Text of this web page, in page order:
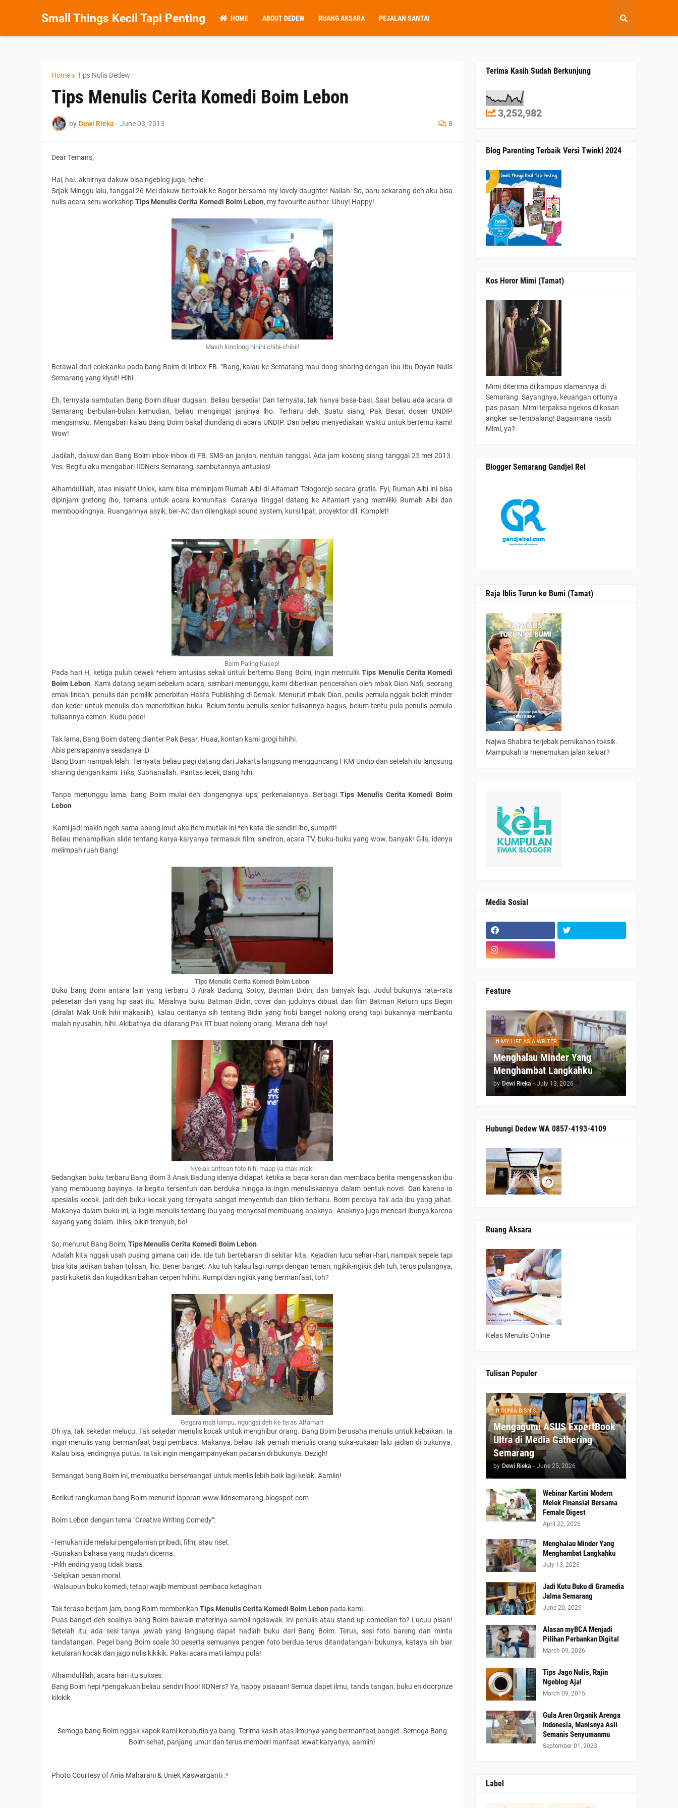
Small Things Kecil Tapi Penting HOME ABOUT DEDEW RUANG AKSARA PEJALAN SANTAI
Home Tips Nulis Dedew
Tips Menulis Cerita Komedi Boim Lebon
by Dewi Rieka - June 03, 2013 8
Dear Temans,
Hai, hai..akhirnya dakuw bisa ngeblog juga, hehe.
Sejak Minggu lalu, tanggal 26 Mei dakuw bertolak ke Bogor bersama my lovely daughter Nailah. So, baru sekarang deh aku bisa
nulis acara seru workshopTips Menulis Cerita Komedi Boim Lebon, my favourite author. Uhuy! Happy!
Masih kinclong hihihi chibi-chibii!
Berawal dari colekanku pada bang Boim di Inbox FB. "Bang, kalau ke Semarang mau dong sharing dengan Ibu-Ibu Doyan Nulis
Semarang yang kiyut! Hihi.
Eh, ternyata sambutan Bang Boim diluar dugaan. Beliau bersedia! Dan ternyata, tak hanya basa-basi. Saat beliau ada acara di
Semarang berbulan-bulan kemudian, beliau mengingat janjinya lho. Terharu deh. Suatu siang, Pak Besar, dosen UNDIP
mengsmsku. Mengabari kalau Bang Boim bakal diundang di acara UNDIP. Dan beliau menyediakan waktu untuk bertemu kami!
Wow!
Jadilah, dakuw dan Bang Boim inbox-inbox di FB. SMS-an janjian, nentuin tanggal. Ada jam kosong siang tanggal 25 mei 2013.
Yes. Begitu aku mengabari IIDNers Semarang, sambutannya antusias!
Alhamdulillah, atas inisiatif Uniek, kami bisa meminjam Rumah Albi di Alfamart Telogorejo secara gratis. Fyi, Rumah Albi ini bisa
dipinjam gretong lho, temans untuk acara komunitas. Caranya tinggal datang ke Alfamart yang memiliki Rumah Albi dan
membookingnya. Ruangannya asyik, ber-AC dan dilengkapi sound system, kursi lipat, proyektor dll. Komplet!
Boim Paling Kasep!
Pada hari H, ketiga puluh cewek *ehem antusias sekali untuk bertemu Bang Boim, ingin menculikTips Menulis Cerita Komedi
Boim Lebon. Kami datang sejam sebelum acara, sembari menunggu, kami diberikan pencerahan oleh mbak Dian Nafi, seorang
emak lincah, penulis dan pemilik penerbitan Hasfa Publishing di Demak. Menurut mbak Dian, peulis pemula nggak boleh minder
dan keder untuk menulis dan menerbitkan buku. Belum tentu penulis senior tulisannya bagus, belum tentu pula penulis pemula
tulisannya cemen. Kudu pede!
Tak lama, Bang Boim dateng dianter Pak Besar. Huaa, kontan kami grogi hihihi.
Abis persiapannya seadanya :D
Bang Boim nampak lelah. Ternyata beliau pagi datang dari Jakarta langsung mengguncang FKM Undip dan setelah itu langsung
sharing dengan kami. Hiks, Subhanallah. Pantas lecek, Bang hihi.
Tanpa menunggu lama, bang Boim mulai deh dongengnya ups, perkenalannya. BerbagiTips Menulis Cerita Komedi Boim
Lebon
Kami jadi makin ngeh sama abang imut aka item mutlak ini *eh kata die sendiri lho, sumprit!
Beliau menampilkan slide tentang karya-karyanya termasuk film, sinetron, acara TV, buku-buku yang wow, banyak! Gila, idenya
melimpah ruah Bang!
Tips Menulis Cerita Komedi Boim Lebon
Buku bang Boim antara lain yang terbaru 3 Anak Badung, Sotoy, Batman Bidin, dan banyak lagi. Judul bukunya rata-rata
pelesetan dari yang hip saat itu. Misalnya buku Batman Bidin, cover dan judulnya dibuat dari film Batman Return ups Begin
(diralat Mak Unik hihi makasiih), kalau ceritanya sih tentang Bidin yang hobi banget nolong orang tapi bukannya membantu
malah nyusahin, hihi. Akibatnya dia dilarang Pak RT buat nolong orang. Merana deh hay!
Nyelak antrean foto hihi maap ya mak-mak!
Sedangkan buku terbaru Bang Boim 3 Anak Badung idenya didapat ketika ia baca koran dan membaca berita mengenaskan ibu
yang membuang bayinya. Ia begitu tersentuh dan berduka hingga ia ingin menuliskannya dalam bentuk novel. Dan karena ia
spesialis kocak. jadi deh buku kocak yang ternyata sangat menyentuh dan bikin terharu. Boim percaya tak ada ibu yang jahat.
Makanya dalam buku ini, ia ingin menulis tentang ibu yang menyesal membuang anaknya. Anaknya juga mencari ibunya karena
sayang yang dalam. Ihiks, bikin trenyuh, bo!
So, menurut Bang Boim, Tips Menulis Cerita Komedi Boim Lebon
Adalah kita nggak usah pusing gimana cari ide. Ide tuh bertebaran di sekitar kita. Kejadian lucu sehari-hari, nampak sepele tapi
bisa kita jadikan bahan tulisan, lho. Bener banget. Aku tuh kalau lagi rumpi dengan teman, ngikik-ngikik deh tuh, terus pulangnya,
pasti kuketik dan kujadikan bahan cerpen hihihi. Rumpi dan ngikik yang bermanfaat, toh?
Gegara mati lampu, ngungsi deh ke teras Alfamart
Oh iya, tak sekedar melucu. Tak sekedar menulis kocak untuk menghibur orang. Bang Boim berusaha menulis untuk kebaikan. Ia
ingin menulis yang bermanfaat bagi pembaca. Makanya, beliau tak pernah menulis orang suka-sukaan lalu jadian di bukunya.
Kalau bisa, endingnya putus. Ia tak ingin mengampanyekan pacaran di bukunya. Dezigh!
Semangat bang Boim ini, membuatku bersemangat untuk menlis lebih baik lagi kelak. Aamiin!
Berikut rangkuman bang Boim menurut laporan www.iidnsemarang.blogspot.com
Boim Lebon dengan tema "Creative Writing Comedy":
-Temukan ide melalui pengalaman pribadi, film, atau riset.
-Gunakan bahasa yang mudah dicerna.
-Pilih ending yang tidak biasa.
-Selipkan pesan moral.
-Walaupun buku komedi, tetapi wajib membuat pembaca ketagihan
Tak terasa berjam-jam, bang Boim memberikan Tips Menulis Cerita Komedi Boim Lebon pada kami.
Puas banget deh soalnya bang Boim bawain materinya sambil ngelawak. Ini penulis atau stand up comedian to? Lucuu pisan!
Setelah itu, ada sesi tanya jawab yang langsung dapat hadiah buku dari Bang Boim. Terus, sesi foto bareng dan minta
tandatangan. Pegel bang Boim soale 30 peserta semuanya pengen foto berdua terus ditandatangani bukunya, kataya sih biar
ketularan kocak dan jago nulis kikikik. Pakai acara mati lampu pula!
Alhamdulillah, acara hari itu sukses.
Bang Boim hepi *pengakuan beliau sendiri lhoo! IIDNers? Ya, happy pisaaan! Semua dapet ilmu, tanda tangan, buku en doorprize
kikikik.
Semoga bang Boim nggak kapok kami kerubutin ya bang. Terima kasih atas ilmunya yang bermanfaat banget. Semoga Bang
Boim sehat, panjang umur dan terus memberi manfaat lewat karyanya, aamiin!
Photo Courtesy of Ania Maharani & Uniek Kaswarganti :*
Terima Kasih Sudah Berkunjung
3,252,982
Blog Parenting Terbaik Versi Twinkl 2024
Kos Horor Mimi (Tamat)
Mimi diterima di kampus idamannya di
Semarang. Sayangnya, keuangan ortunya
pas-pasan. Mimi terpaksa ngekos di kosan
angker se-Tembalang! Bagaimana nasib
Mimi, ya?
Blogger Semarang Gandjel Rel
Raja Iblis Turun ke Bumi (Tamat)
Najwa Shabira terjebak pernikahan toksik.
Mampukah ia menemukan jalan keluar?
Media Sosial
Feature
MY LIFE AS A WRITER
Menghalau Minder Yang
Menghambat Langkahku
by Dewi Rieka - July 13, 2026
Hubungi Dedew WA 0857-4193-4109
Ruang Aksara
Kelas Menulis Online
Tulisan Populer
DUNIA BISNIS
Mengagumi ASUS ExpertBook
Ultra di Media Gathering
Semarang
by Dewi Rieka - June 25, 2026
Webinar Kartini Modern
Melek Finansial Bersama
Female Digest
April 22, 2026
Menghalau Minder Yang
Menghambat Langkahku
July 13, 2026
Jadi Kutu Buku di Gramedia
Jalma Semarang
June 20, 2026
Alasan myBCA Menjadi
Pilihan Perbankan Digital
March 09, 2026
Tips Jago Nulis, Rajin
Ngeblog Aja!
March 09, 2015
Gula Aren Organik Arenga
Indonesia, Manisnya Asli
Semanis Senyumanmu
September 01, 2023
Label